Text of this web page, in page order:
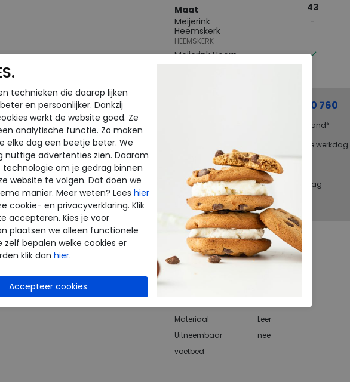
Maat
43
Meijerink
Heemskerk
HEEMSKERK
Meijerink Hoorn
0229 760 760
Gratis verzending binnen Nederland*
Voor 14:00 uur besteld = dezelfde werkdag
verzonden*
Altijd retourneren, binnen 1 werkdag
terugbetaald
Merk
FitFlop
Fabrikantcode
HA6-C75
Materiaal
Leer
Uitneembaar
voetbed
nee
technieken die daarop lijken
en persoonlijker. Dankzij
werkt de website goed. Ze
analytische functie. Zo maken
elke dag een beetje beter. We
nuttige advertenties zien. Daarom
technologie om je gedrag binnen
website te volgen. Dat doen we
manier. Meer weten? Lees hier
cookie- en privacyverklaring. Klik
accepteren. Kies je voor
plaatsen we alleen functionele
zelf bepalen welke cookies er
klik dan hier.